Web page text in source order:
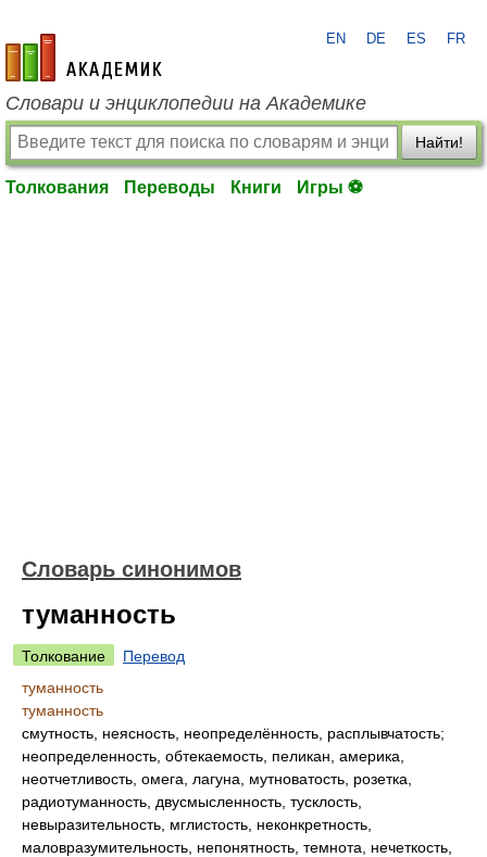
academic.ru
EN DE ES FR
Словари и энциклопедии на Академике
Найти!
Толкования Переводы Книги Игры ⚽
Словарь синонимов
туманность
Толкование
Перевод
туманность
туманность
смутность, неясность, неопределённость, расплывчатость;
неопределенность, обтекаемость, пеликан, америка,
неотчетливость, омега, лагуна, мутноватость, розетка,
радиотуманность, двусмысленность, тусклость,
невыразительность, мглистость, неконкретность,
маловразумительность, непонятность, темнота, нечеткость,